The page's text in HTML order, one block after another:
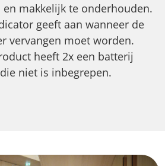
makkelijk te onderhouden.
geeft aan wanneer de
vervangen moet worden.
heeft 2x een batterij
niet is inbegrepen.